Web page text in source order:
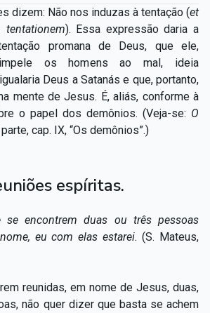
dizem: Não nos induzas à tentação (et
). Essa expressão daria a
promana de Deus, que ele,
impele os homens ao mal, ideia
Deus a Satanás e que, portanto,
mente de Jesus. É, aliás, conforme à
o papel dos demônios. (Veja-se: O
parte, cap. IX, “Os demônios”.)
espíritas.
se encontrem duas ou três pessoas
eu com elas estarei. (S. Mateus,
reunidas, em nome de Jesus, duas,
não quer dizer que basta se achem